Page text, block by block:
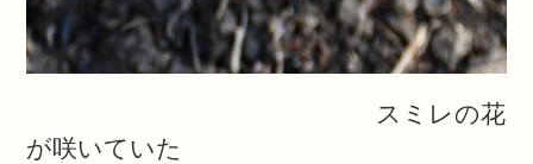
スミレの花
が咲いていた